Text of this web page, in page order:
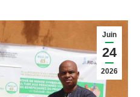
Juin
24
2026